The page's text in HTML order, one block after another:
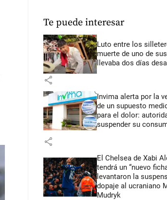
Te puede interesar
Luto entre los
muerte de uno de
llevaba dos días
share
Invima alerta por la
de un supuesto
para el dolor:
suspender su
share
El Chelsea de Xabi
tendrá un “nuevo
levantaron la
dopaje al ucraniano
Mudryk